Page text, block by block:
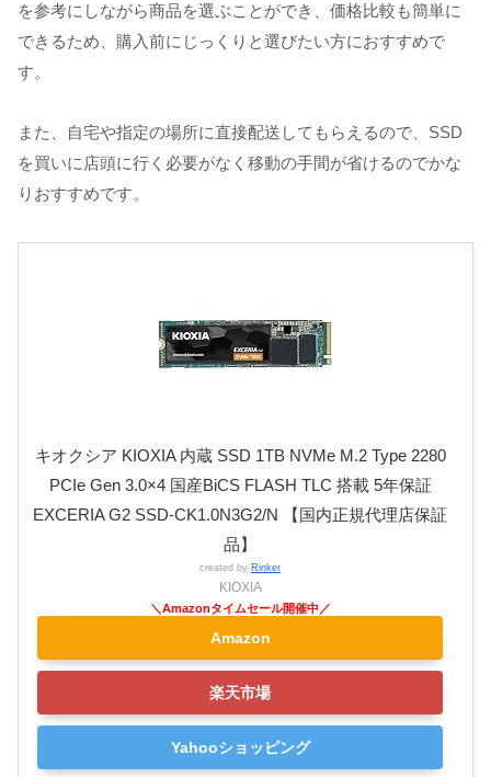
を参考にしながら商品を選ぶことができ、価格比較も簡単に
できるため、購入前にじっくりと選びたい方におすすめで
す。
また、自宅や指定の場所に直接配送してもらえるので、SSD
を買いに店頭に行く必要がなく移動の手間が省けるのでかな
りおすすめです。
キオクシア KIOXIA 内蔵 SSD 1TB NVMe M.2 Type 2280
PCIe Gen 3.0×4 国産BiCS FLASH TLC 搭載 5年保証
EXCERIA G2 SSD-CK1.0N3G2/N 【国内正規代理店保証
品】
created by Rinker
KIOXIA
Amazon
楽天市場
Yahooショッピング